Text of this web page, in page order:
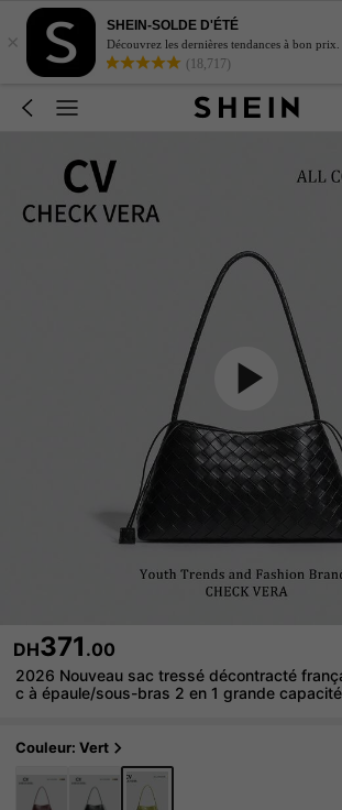
×
SHEIN-SOLDE D'ÉTÉ
Découvrez les dernières tendances à bon prix.
(18,717)
DH371 .00
2026 Nouveau sac tressé décontracté
c à épaule/sous-bras 2 en 1 grande
le que les influenceurs Ins, léger et
le travail/l'école
Couleur: Vert